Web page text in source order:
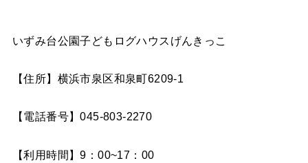
いずみ台公園子どもログハウスげんきっこ
【住所】横浜市泉区和泉町6209‐1
【電話番号】045‐803‐2270
【利用時間】9：00~17：00